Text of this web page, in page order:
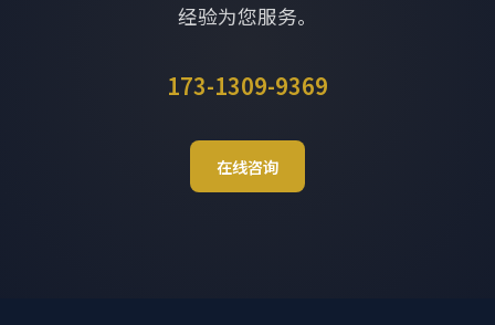
经验为您服务。
173-1309-9369
在线咨询